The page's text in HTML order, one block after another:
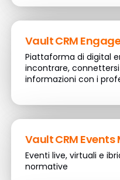
Vault CRM Engage
Piattaforma di digital
incontrare,
informazioni con i
Vault CRM Events
Eventi live, virtuali e
normative